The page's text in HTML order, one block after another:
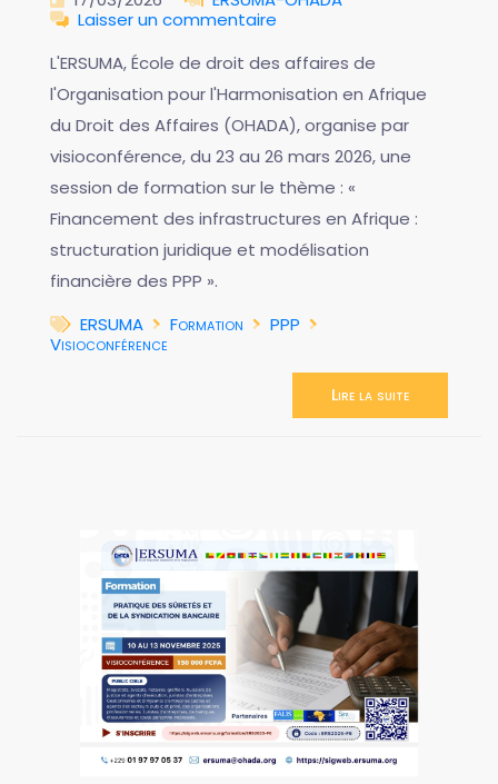
Laisser un commentaire
L'ERSUMA, École de droit des affaires de
l'Organisation pour l'Harmonisation en Afrique
du Droit des Affaires (OHADA), organise par
visioconférence, du 23 au 26 mars 2026, une
session de formation sur le thème : «
Financement des infrastructures en Afrique :
structuration juridique et modélisation
financière des PPP ».
ERSUMA
Formation
PPP
Visioconférence
Lire la suite